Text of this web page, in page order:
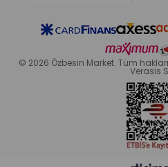
© 2026 Özbesin Market. Tüm hakları
Verasis